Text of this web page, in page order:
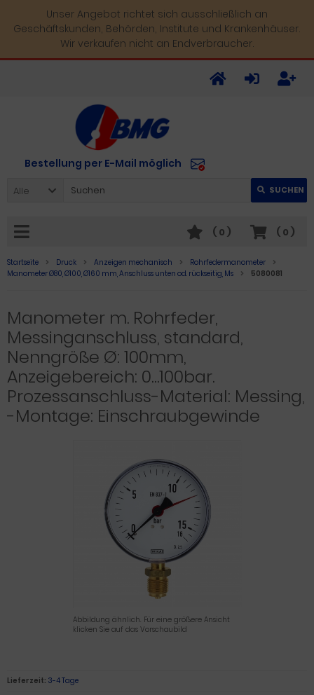
Unser Angebot richtet sich ausschließlich an
Geschäftskunden, Behörden, Institute und Krankenhäuser.
Wir verkaufen nicht an Endverbraucher.
Bestellung per E-Mail möglich
Alle SUCHEN
( 0 )
( 0 )
Startseite Druck Anzeigen mechanisch
Rohrfedermanometer
Manometer Ø80, Ø100, Ø160 mm, Anschluss unten od. rückseitig, Ms
5080081
Manometer m. Rohrfeder,
Messinganschluss, standard,
Nenngröße Ø: 100mm,
Anzeigebereich: 0…100bar.
Prozessanschluss-Material: Messing,
-Montage: Einschraubgewinde
Abbildung ähnlich. Für eine größere Ansicht
klicken Sie auf das Vorschaubild
Lieferzeit: 3-4 Tage